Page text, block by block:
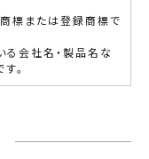
標または登録商標で
会社名・製品名な
。